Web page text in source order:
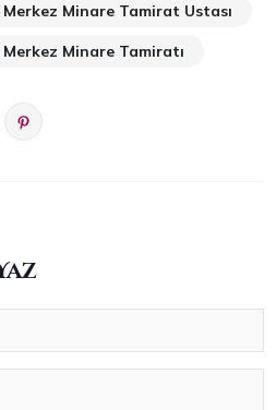
Minare Tamirat Ustası
Minare Tamiratı